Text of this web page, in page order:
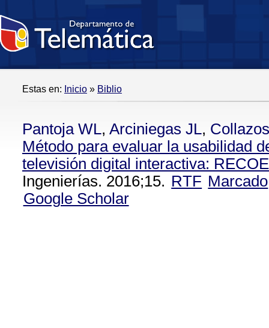
Estas en: Inicio » Biblio
Pantoja WL, Arciniegas JL,
Método para evaluar la usabilidad
televisión digital interactiva:
Ingenierías. 2016;15. RTF Marcado
Google Scholar